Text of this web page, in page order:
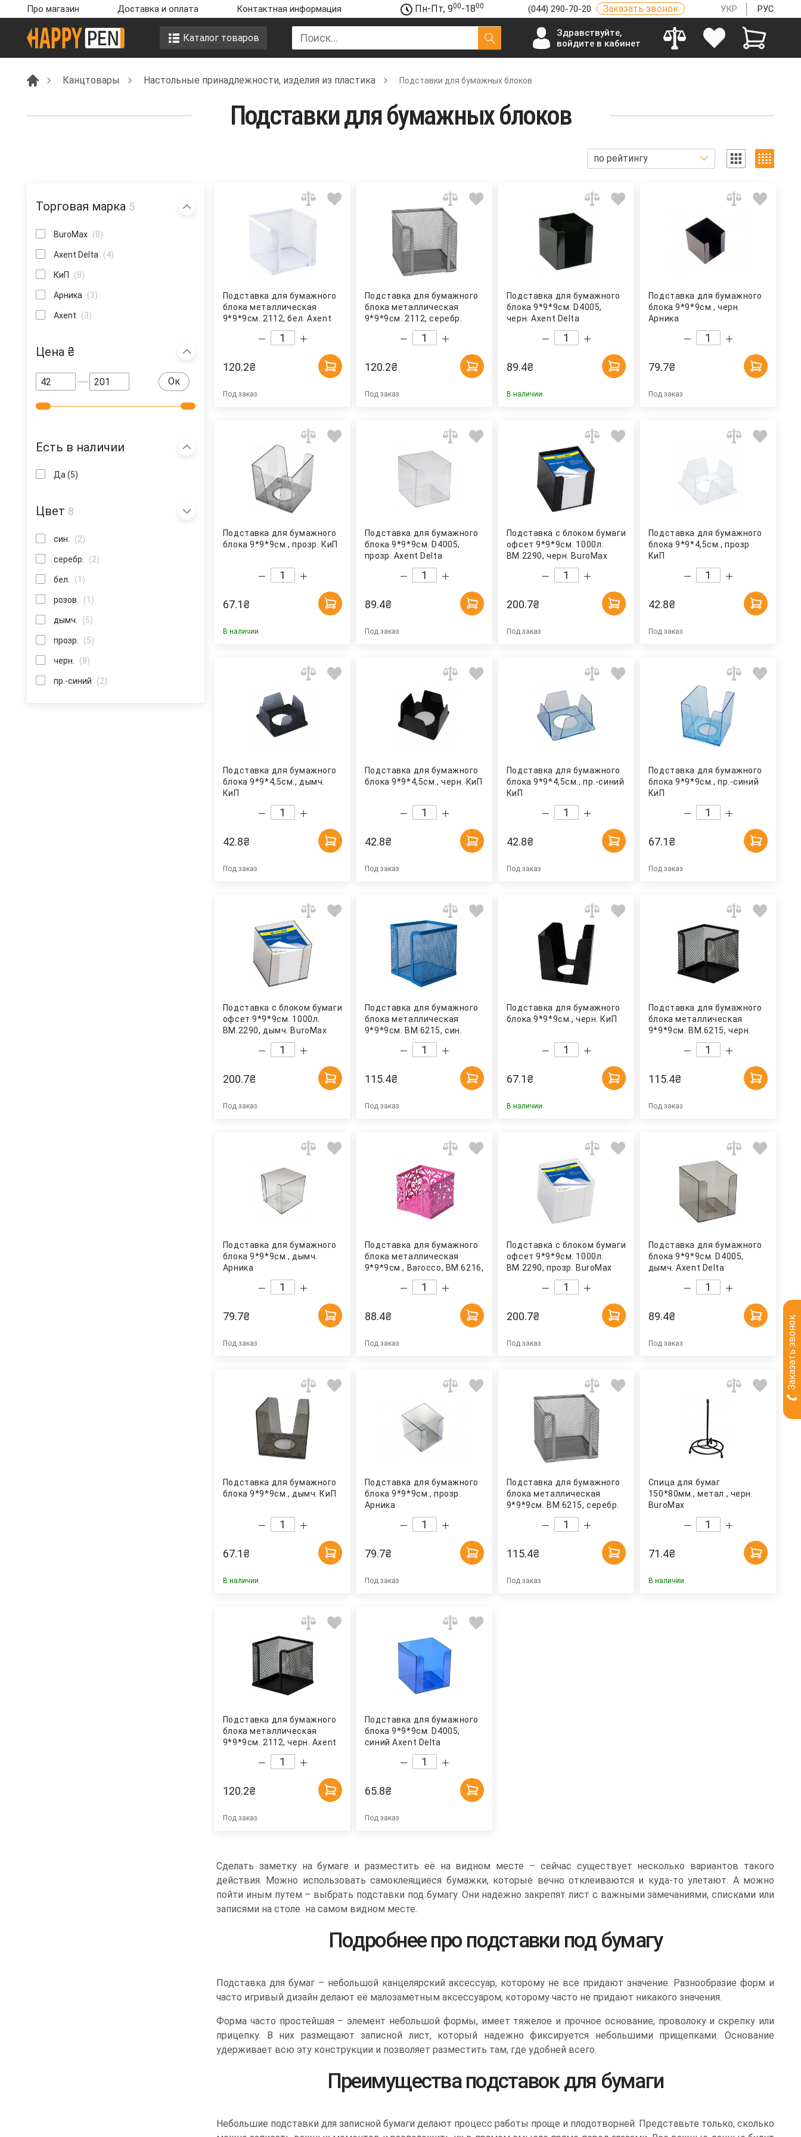
Про магазин Доставка и оплата Контактная информация Пн-Пт, 900-1800 (044) 290-70-20 Заказать звонок УКР РУС
Каталог товаров
Здравствуйте,
войдите в кабинет
Канцтовары Настольные принадлежности, изделия из пластика Подставки для бумажных блоков
Подставки для бумажных блоков
Торговая марка 5
BuroMax (8)
Axent Delta (4)
КиП (8)
Арника (3)
Axent (3)
Цена ₴
Ок
Есть в наличии
Да (5)
Цвет 8
син. (2)
серебр. (2)
бел. (1)
розов. (1)
дымч. (5)
прозр. (5)
черн. (8)
пр.-синий (2)
Подставка для бумажного
блока металлическая
9*9*9см. 2112, бел. Axent
120.2₴
Под заказ
Подставка для бумажного
блока металлическая
9*9*9см. 2112, серебр.
120.2₴
Под заказ
Подставка для бумажного
блока 9*9*9см. D4005,
черн. Axent Delta
89.4₴
В наличии
Подставка для бумажного
блока 9*9*9см., черн.
Арника
79.7₴
Под заказ
Подставка для бумажного
блока 9*9*9см., прозр. КиП
67.1₴
В наличии
Подставка для бумажного
блока 9*9*9см. D4005,
прозр. Axent Delta
89.4₴
Под заказ
Подставка с блоком бумаги
офсет 9*9*9см. 1000л.
ВМ.2290, черн. BuroMax
200.7₴
Под заказ
Подставка для бумажного
блока 9*9*4,5см., прозр.
КиП
42.8₴
Под заказ
Подставка для бумажного
блока 9*9*4,5см., дымч.
КиП
42.8₴
Под заказ
Подставка для бумажного
блока 9*9*4,5см., черн. КиП
42.8₴
Под заказ
Подставка для бумажного
блока 9*9*4,5см., пр.-синий
КиП
42.8₴
Под заказ
Подставка для бумажного
блока 9*9*9см., пр.-синий
КиП
67.1₴
Под заказ
Подставка с блоком бумаги
офсет 9*9*9см. 1000л.
ВМ.2290, дымч. BuroMax
200.7₴
Под заказ
Подставка для бумажного
блока металлическая
9*9*9см. BM.6215, син.
115.4₴
Под заказ
Подставка для бумажного
блока 9*9*9см., черн. КиП
67.1₴
В наличии
Подставка для бумажного
блока металлическая
9*9*9см. BM.6215, черн.
115.4₴
Под заказ
Подставка для бумажного
блока 9*9*9см., дымч.
Арника
79.7₴
Под заказ
Подставка для бумажного
блока металлическая
9*9*9см., Barocco, BM.6216,
розов. BuroMax
88.4₴
Под заказ
Подставка с блоком бумаги
офсет 9*9*9см. 1000л.
ВМ.2290, прозр. BuroMax
200.7₴
Под заказ
Подставка для бумажного
блока 9*9*9см. D4005,
дымч. Axent Delta
89.4₴
Под заказ
Подставка для бумажного
блока 9*9*9см., дымч. КиП
67.1₴
В наличии
Подставка для бумажного
блока 9*9*9см., прозр.
Арника
79.7₴
Под заказ
Подставка для бумажного
блока металлическая
9*9*9см. BM.6215, серебр.
115.4₴
Под заказ
Спица для бумаг
150*80мм., метал., черн.
BuroMax
71.4₴
В наличии
Подставка для бумажного
блока металлическая
9*9*9см. 2112, черн. Axent
120.2₴
Под заказ
Подставка для бумажного
блока 9*9*9см. D4005,
синий Axent Delta
65.8₴
Под заказ
Сделать заметку на бумаге и разместить её на видном месте – сейчас существует несколько вариантов такого
действия. Можно использовать самоклеящиеся бумажки, которые вечно отклеиваются и куда-то улетают. А можно
пойти иным путем – выбрать подставки под бумагу. Они надежно закрепят лист с важными замечаниями, списками или
записями на столе на самом видном месте.
Подробнее про подставки под бумагу
Подставка для бумаг – небольшой канцелярский аксессуар, которому не все придают значение. Разнообразие форм и
часто игривый дизайн делают её малозаметным аксессуаром, которому часто не придают никакого значения.
Форма часто простейшая – элемент небольшой формы, имеет тяжелое и прочное основание, проволоку и скрепку или
прицепку. В них размещают записной лист, который надежно фиксируется небольшими прищепками. Основание
удерживает всю эту конструкции и позволяет разместить там, где удобней всего.
Преимущества подставок для бумаги
Небольшие подставки для записной бумаги делают процесс работы проще и плодотворней. Представьте только, сколько
Заказать звонок